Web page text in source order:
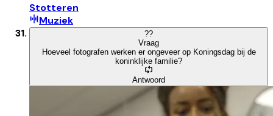
Stotteren
Muziek
??
Vraag
Hoeveel fotografen werken er ongeveer op Koningsdag bij de
koninklijke familie?
Antwoord